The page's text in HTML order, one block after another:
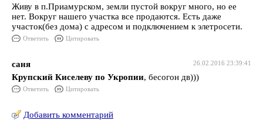
Живу в п.Приамурском, земли пустой вокруг много, но ее
нет. Вокруг нашего участка все продаются. Есть даже
участок(без дома) с адресом и подключением к элетросети.
Ответить Цитировать
26.02.2016 23:39:41
саня
Крупский Киселеву по Укропии, бесогон дв)))
Ответить Цитировать
Добавить комментарий